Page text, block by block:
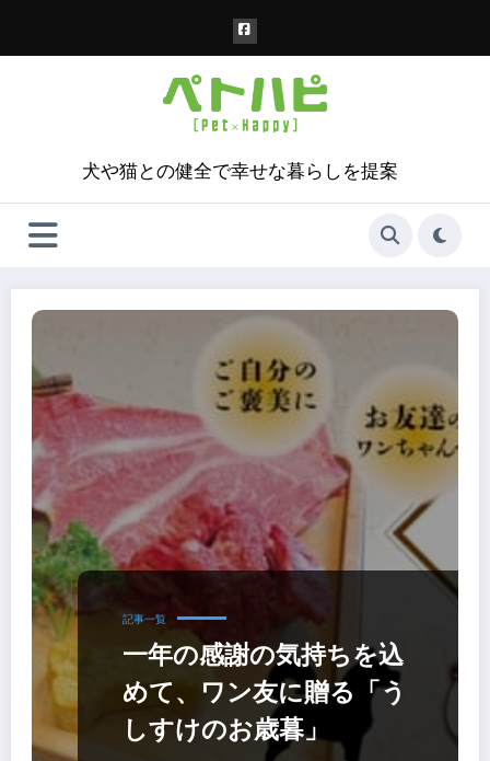
犬や猫との健全で幸せな暮らしを提案
記事一覧
一年の感謝の気持ちを込
めて、ワン友に贈る「う
しすけのお歳暮」